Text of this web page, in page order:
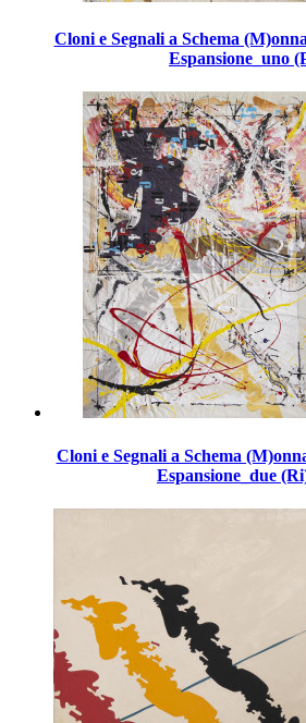
Cloni e Segnali a Schema
Espansione_uno
Cloni e Segnali a Schema
Espansione_due